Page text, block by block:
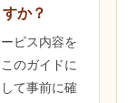
か？
ビス内容を
のガイドに
て事前に確